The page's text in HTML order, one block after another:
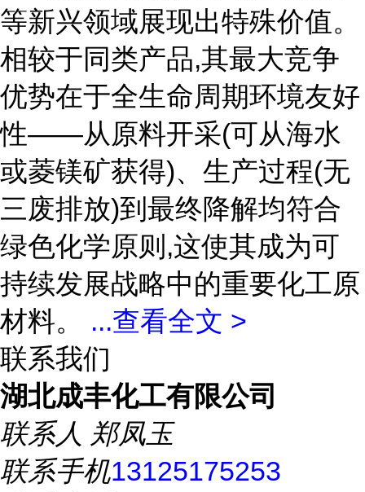
等新兴领域展现出特殊价值。
相较于同类产品,其最大竞争
优势在于全生命周期环境友好
性——从原料开采(可从海水
或菱镁矿获得)、生产过程(无
三废排放)到最终降解均符合
绿色化学原则,这使其成为可
持续发展战略中的重要化工原
材料。 ...查看全文 >
联系我们
湖北成丰化工有限公司
联系人 郑凤玉
联系手机13125175253